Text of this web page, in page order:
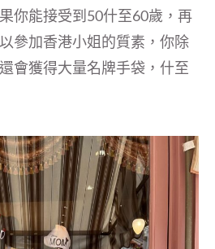
你能接受到50什至60歲，再
參加香港小姐的質素，你除
會獲得大量名牌手袋，什至